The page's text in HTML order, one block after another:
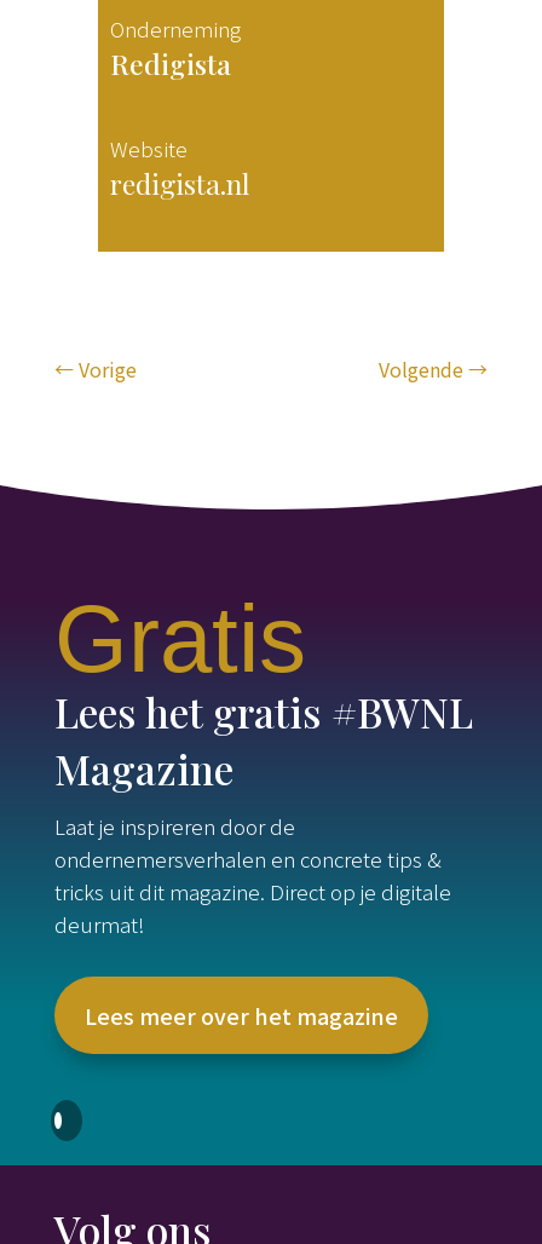
Onderneming
Redigista
Website
redigista.nl
←Vorige Volgende→
Gratis
Lees het gratis #BWNL
Magazine
Laat je inspireren door de
ondernemersverhalen en concrete tips &
tricks uit dit magazine. Direct op je digitale
deurmat!
Lees meer over het magazine
Volg ons